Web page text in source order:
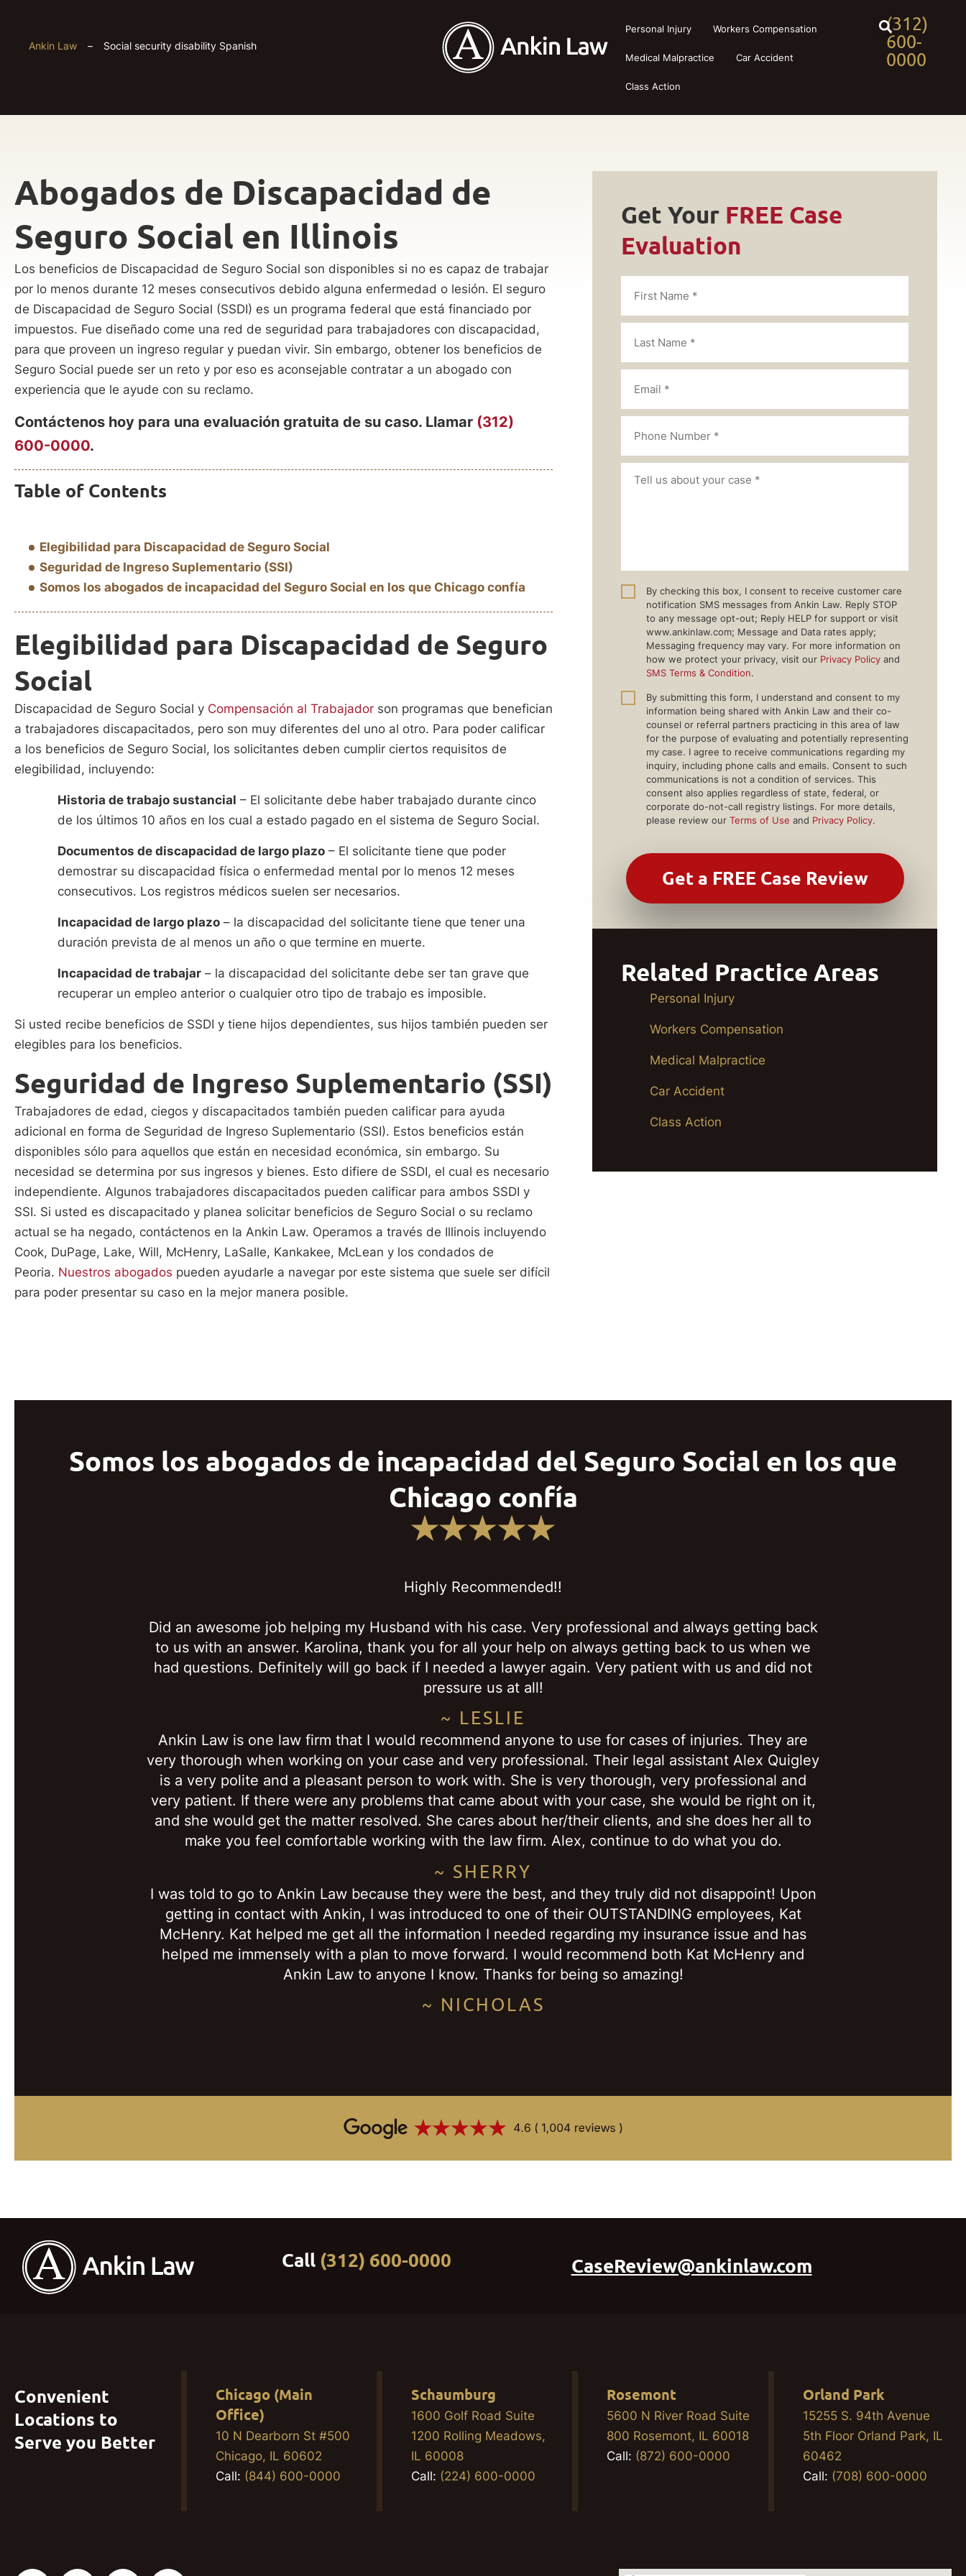
(312)
600-
0000
Personal Injury Workers Compensation
Medical Malpractice Car Accident
Class Action
Ankin Law – Social security disability Spanish
Abogados de Discapacidad de
Seguro Social en Illinois
Los beneficios de Discapacidad de Seguro Social son disponibles si no es capaz de trabajar
por lo menos durante 12 meses consecutivos debido alguna enfermedad o lesión. El seguro
de Discapacidad de Seguro Social (SSDI) es un programa federal que está financiado por
impuestos. Fue diseñado come una red de seguridad para trabajadores con discapacidad,
para que proveen un ingreso regular y puedan vivir. Sin embargo, obtener los beneficios de
Seguro Social puede ser un reto y por eso es aconsejable contratar a un abogado con
experiencia que le ayude con su reclamo.
Contáctenos hoy para una evaluación gratuita de su caso. Llamar (312)
600-0000.
Table of Contents
Elegibilidad para Discapacidad de Seguro Social
Seguridad de Ingreso Suplementario (SSI)
Somos los abogados de incapacidad del Seguro Social en los que Chicago confía
Elegibilidad para Discapacidad de Seguro
Social
Discapacidad de Seguro Social y Compensación al Trabajador son programas que benefician
a trabajadores discapacitados, pero son muy diferentes del uno al otro. Para poder calificar
a los beneficios de Seguro Social, los solicitantes deben cumplir ciertos requisitos de
elegibilidad, incluyendo:
Historia de trabajo sustancial – El solicitante debe haber trabajado durante cinco
de los últimos 10 años en los cual a estado pagado en el sistema de Seguro Social.
Documentos de discapacidad de largo plazo – El solicitante tiene que poder
demostrar su discapacidad física o enfermedad mental por lo menos 12 meses
consecutivos. Los registros médicos suelen ser necesarios.
Incapacidad de largo plazo – la discapacidad del solicitante tiene que tener una
duración prevista de al menos un año o que termine en muerte.
Incapacidad de trabajar – la discapacidad del solicitante debe ser tan grave que
recuperar un empleo anterior o cualquier otro tipo de trabajo es imposible.
Si usted recibe beneficios de SSDI y tiene hijos dependientes, sus hijos también pueden ser
elegibles para los beneficios.
Seguridad de Ingreso Suplementario (SSI)
Trabajadores de edad, ciegos y discapacitados también pueden calificar para ayuda
adicional en forma de Seguridad de Ingreso Suplementario (SSI). Estos beneficios están
disponibles sólo para aquellos que están en necesidad económica, sin embargo. Su
necesidad se determina por sus ingresos y bienes. Esto difiere de SSDI, el cual es necesario
independiente. Algunos trabajadores discapacitados pueden calificar para ambos SSDI y
SSI. Si usted es discapacitado y planea solicitar beneficios de Seguro Social o su reclamo
actual se ha negado, contáctenos en la Ankin Law. Operamos a través de Illinois incluyendo
Cook, DuPage, Lake, Will, McHenry, LaSalle, Kankakee, McLean y los condados de
Peoria. Nuestros abogados pueden ayudarle a navegar por este sistema que suele ser difícil
para poder presentar su caso en la mejor manera posible.
Get Your FREE Case
Evaluation
By checking this box, I consent to receive customer care
notification SMS messages from Ankin Law. Reply STOP
to any message opt-out; Reply HELP for support or visit
www.ankinlaw.com; Message and Data rates apply;
Messaging frequency may vary. For more information on
how we protect your privacy, visit our Privacy Policy and
SMS Terms & Condition.
By submitting this form, I understand and consent to my
information being shared with Ankin Law and their co-
counsel or referral partners practicing in this area of law
for the purpose of evaluating and potentially representing
my case. I agree to receive communications regarding my
inquiry, including phone calls and emails. Consent to such
communications is not a condition of services. This
consent also applies regardless of state, federal, or
corporate do-not-call registry listings. For more details,
please review our Terms of Use and Privacy Policy.
Related Practice Areas
Personal Injury
Workers Compensation
Medical Malpractice
Car Accident
Class Action
Somos los abogados de incapacidad del Seguro Social en los que
Chicago confía
Highly Recommended!!
Did an awesome job helping my Husband with his case. Very professional and always getting back
to us with an answer. Karolina, thank you for all your help on always getting back to us when we
had questions. Definitely will go back if I needed a lawyer again. Very patient with us and did not
pressure us at all!
~ LESLIE
Ankin Law is one law firm that I would recommend anyone to use for cases of injuries. They are
very thorough when working on your case and very professional. Their legal assistant Alex Quigley
is a very polite and a pleasant person to work with. She is very thorough, very professional and
very patient. If there were any problems that came about with your case, she would be right on it,
and she would get the matter resolved. She cares about her/their clients, and she does her all to
make you feel comfortable working with the law firm. Alex, continue to do what you do.
~ SHERRY
I was told to go to Ankin Law because they were the best, and they truly did not disappoint! Upon
getting in contact with Ankin, I was introduced to one of their OUTSTANDING employees, Kat
McHenry. Kat helped me get all the information I needed regarding my insurance issue and has
helped me immensely with a plan to move forward. I would recommend both Kat McHenry and
Ankin Law to anyone I know. Thanks for being so amazing!
~ NICHOLAS
(312) 600-0000 CaseReview@ankinlaw.com
Convenient
Locations to
Serve you Better
Chicago (Main
Office)
10 N Dearborn St #500
Chicago, IL 60602
Call: (844) 600-0000
Schaumburg
1600 Golf Road Suite
1200 Rolling Meadows,
IL 60008
Call: (224) 600-0000
Rosemont
5600 N River Road Suite
800 Rosemont, IL 60018
Call: (872) 600-0000
Orland Park
15255 S. 94th Avenue
5th Floor Orland Park, IL
60462
Call: (708) 600-0000